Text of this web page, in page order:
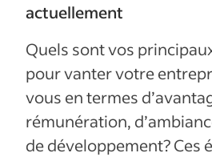
actuellement
Quels sont vos
pour vanter votre
vous en termes
rémunération,
de développement? Ces